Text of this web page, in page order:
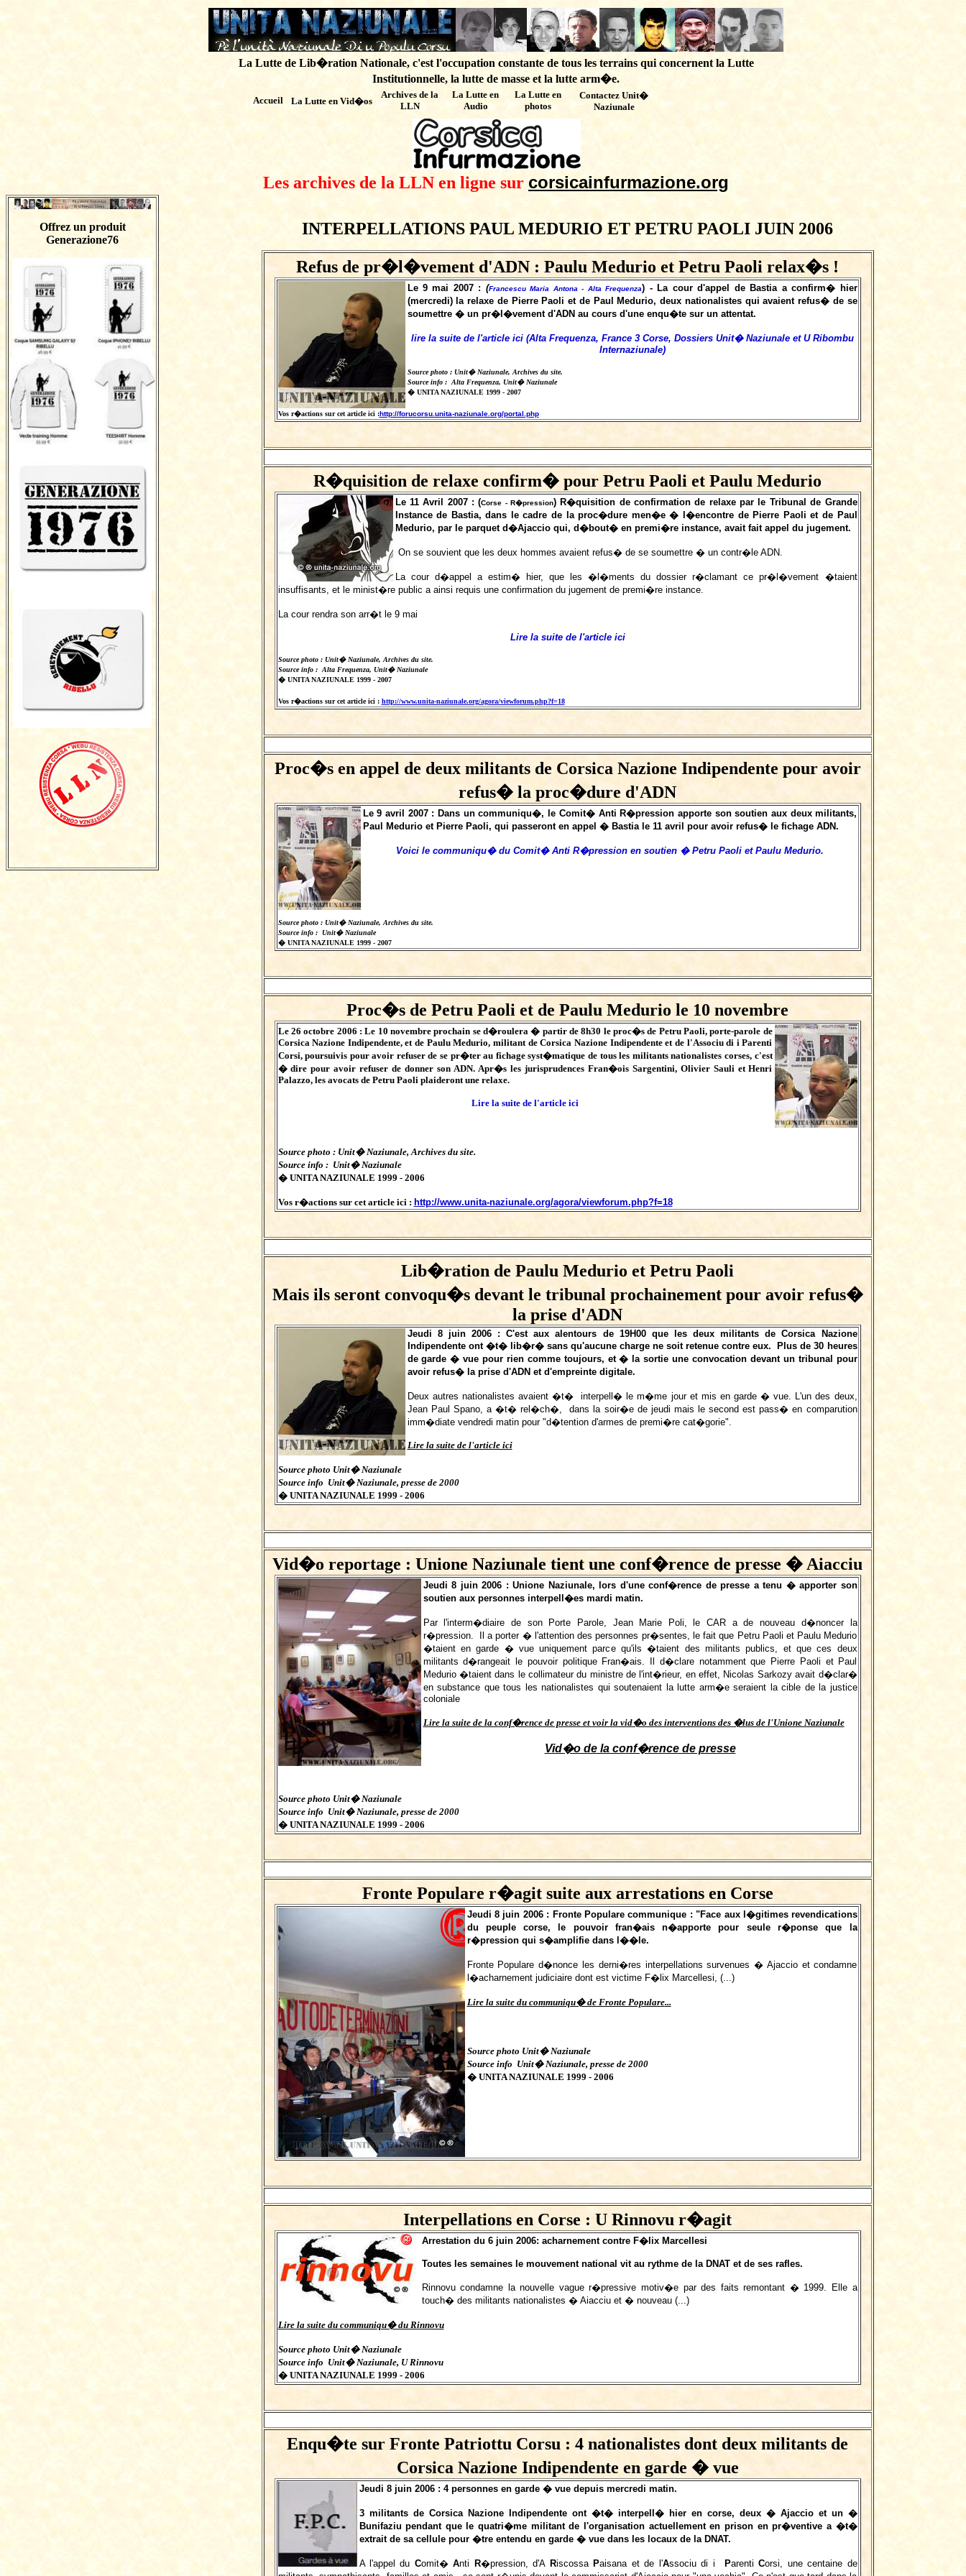
La Lutte de Lib�ration Nationale, c'est l'occupation constante de tous les terrains qui concernent la Lutte
Institutionnelle, la lutte de masse et la lutte arm�e.
Accueil La Lutte en Vid�os
Archives de la
LLN
La Lutte en
Audio
La Lutte en
photos
Contactez Unit�
Naziunale
Les archives de la LLN en ligne sur corsicainfurmazione.org
Offrez un produit
Generazione76
INTERPELLATIONS PAUL MEDURIO ET PETRU PAOLI JUIN 2006
Refus de pr�l�vement d'ADN : Paulu Medurio et Petru Paoli relax�s !
Le 9 mai 2007 : (Francescu Maria Antona - Alta Frequenza) - La cour d'appel de Bastia a confirm� hier
(mercredi) la relaxe de Pierre Paoli et de Paul Medurio, deux nationalistes qui avaient refus� de se
soumettre � un pr�l�vement d'ADN au cours d'une enqu�te sur un attentat.
lire la suite de l'article ici (Alta Frequenza, France 3 Corse, Dossiers Unit� Naziunale et U Ribombu
Internaziunale)
Source photo : Unit� Naziunale, Archives du site.
Source info : Alta Frequenza, Unit� Naziunale
� UNITA NAZIUNALE 1999 - 2007
Vos r�actions sur cet article ici :http://forucorsu.unita-naziunale.org/portal.php
R�quisition de relaxe confirm� pour Petru Paoli et Paulu Medurio
Le 11 Avril 2007 : (Corse - R�pression) R�quisition de confirmation de relaxe par le Tribunal de Grande
Instance de Bastia, dans le cadre de la proc�dure men�e � l�encontre de Pierre Paoli et de Paul
Medurio, par le parquet d�Ajaccio qui, d�bout� en premi�re instance, avait fait appel du jugement.
On se souvient que les deux hommes avaient refus� de se soumettre � un contr�le ADN.
La cour d�appel a estim� hier, que les �l�ments du dossier r�clamant ce pr�l�vement �taient
insuffisants, et le minist�re public a ainsi requis une confirmation du jugement de premi�re instance.
La cour rendra son arr�t le 9 mai
Lire la suite de l'article ici
Source photo : Unit� Naziunale, Archives du site.
Source info : Alta Frequenza, Unit� Naziunale
� UNITA NAZIUNALE 1999 - 2007
Vos r�actions sur cet article ici : http://www.unita-naziunale.org/agora/viewforum.php?f=18
Proc�s en appel de deux militants de Corsica Nazione Indipendente pour avoir
refus� la proc�dure d'ADN
Le 9 avril 2007 : Dans un communiqu�, le Comit� Anti R�pression apporte son soutien aux deux militants,
Paul Medurio et Pierre Paoli, qui passeront en appel � Bastia le 11 avril pour avoir refus� le fichage ADN.
Voici le communiqu� du Comit� Anti R�pression en soutien � Petru Paoli et Paulu Medurio.
Source photo : Unit� Naziunale, Archives du site.
Source info : Unit� Naziunale
� UNITA NAZIUNALE 1999 - 2007
Proc�s de Petru Paoli et de Paulu Medurio le 10 novembre
Le 26 octobre 2006 : Le 10 novembre prochain se d�roulera � partir de 8h30 le proc�s de Petru Paoli, porte-parole de
Corsica Nazione Indipendente, et de Paulu Medurio, militant de Corsica Nazione Indipendente et de l'Associu di i Parenti
Corsi, poursuivis pour avoir refuser de se pr�ter au fichage syst�matique de tous les militants nationalistes corses, c'est
� dire pour avoir refuser de donner son ADN. Apr�s les jurisprudences Fran�ois Sargentini, Olivier Sauli et Henri
Palazzo, les avocats de Petru Paoli plaideront une relaxe.
Lire la suite de l'article ici
Source photo : Unit� Naziunale, Archives du site.
Source info : Unit� Naziunale
� UNITA NAZIUNALE 1999 - 2006
Vos r�actions sur cet article ici : http://www.unita-naziunale.org/agora/viewforum.php?f=18
Lib�ration de Paulu Medurio et Petru Paoli
Mais ils seront convoqu�s devant le tribunal prochainement pour avoir refus�
la prise d'ADN
Jeudi 8 juin 2006 : C'est aux alentours de 19H00 que les deux militants de Corsica Nazione
Indipendente ont �t� lib�r� sans qu'aucune charge ne soit retenue contre eux. Plus de 30 heures
de garde � vue pour rien comme toujours, et � la sortie une convocation devant un tribunal pour
avoir refus� la prise d'ADN et d'empreinte digitale.
Deux autres nationalistes avaient �t� interpell� le m�me jour et mis en garde � vue. L'un des deux,
Jean Paul Spano, a �t� rel�ch�, dans la soir�e de jeudi mais le second est pass� en comparution
imm�diate vendredi matin pour "d�tention d'armes de premi�re cat�gorie".
Lire la suite de l'article ici
Source photo Unit� Naziunale
Source info Unit� Naziunale, presse de 2000
� UNITA NAZIUNALE 1999 - 2006
Vid�o reportage : Unione Naziunale tient une conf�rence de presse � Aiacciu
Jeudi 8 juin 2006 : Unione Naziunale, lors d'une conf�rence de presse a tenu � apporter son
soutien aux personnes interpell�es mardi matin.
Par l'interm�diaire de son Porte Parole, Jean Marie Poli, le CAR a de nouveau d�noncer la
r�pression. Il a porter � l'attention des personnes pr�sentes, le fait que Petru Paoli et Paulu Medurio
�taient en garde � vue uniquement parce qu'ils �taient des militants publics, et que ces deux
militants d�rangeait le pouvoir politique Fran�ais. Il d�clare notamment que Pierre Paoli et Paul
Medurio �taient dans le collimateur du ministre de l'int�rieur, en effet, Nicolas Sarkozy avait d�clar�
en substance que tous les nationalistes qui soutenaient la lutte arm�e seraient la cible de la justice
coloniale
Lire la suite de la conf�rence de presse et voir la vid�o des interventions des �lus de l'Unione Naziunale
Vid�o de la conf�rence de presse
Source photo Unit� Naziunale
Source info Unit� Naziunale, presse de 2000
� UNITA NAZIUNALE 1999 - 2006
Fronte Populare r�agit suite aux arrestations en Corse
Jeudi 8 juin 2006 : Fronte Populare communique : "Face aux l�gitimes revendications
du peuple corse, le pouvoir fran�ais n�apporte pour seule r�ponse que la
r�pression qui s�amplifie dans l��le.
Fronte Populare d�nonce les derni�res interpellations survenues � Ajaccio et condamne
l�acharnement judiciaire dont est victime F�lix Marcellesi, (...)
Lire la suite du communiqu� de Fronte Populare...
Source photo Unit� Naziunale
Source info Unit� Naziunale, presse de 2000
� UNITA NAZIUNALE 1999 - 2006
Interpellations en Corse : U Rinnovu r�agit
Arrestation du 6 juin 2006: acharnement contre F�lix Marcellesi
Toutes les semaines le mouvement national vit au rythme de la DNAT et de ses rafles.
Rinnovu condamne la nouvelle vague r�pressive motiv�e par des faits remontant � 1999. Elle a
touch� des militants nationalistes � Aiacciu et � nouveau(...)
Lire la suite du communiqu� du Rinnovu
Source photo Unit� Naziunale
Source info Unit� Naziunale, U Rinnovu
� UNITA NAZIUNALE 1999 - 2006
Enqu�te sur Fronte Patriottu Corsu : 4 nationalistes dont deux militants de
Corsica Nazione Indipendente en garde � vue
Jeudi 8 juin 2006 : 4 personnes en garde � vue depuis mercredi matin.
3 militants de Corsica Nazione Indipendente ont �t� interpell� hier en corse, deux � Ajaccio et un �
Bunifaziu pendant que le quatri�me militant de l'organisation actuellement en prison en pr�ventive a �t�
extrait de sa cellule pour �tre entendu en garde � vue dans les locaux de la DNAT.
A l'appel du Comit�Anti R�pression, d'A Riscossa Paisana et de l'Associu di i ParentiCorsi, une centaine de